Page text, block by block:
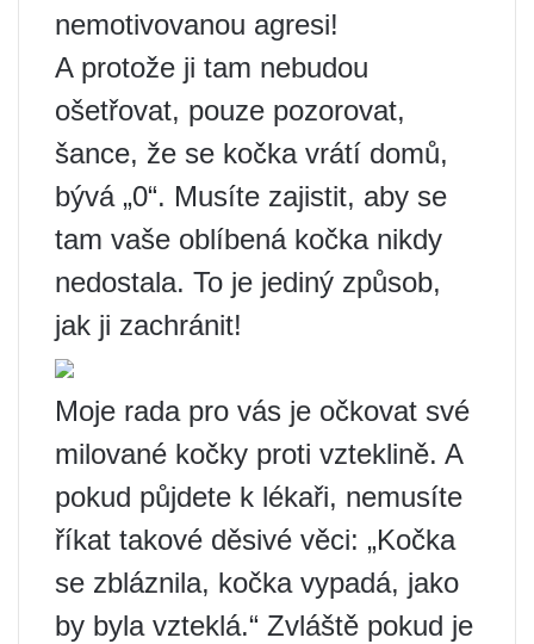
nemotivovanou agresi!
A protože ji tam nebudou
ošetřovat, pouze pozorovat,
šance, že se kočka vrátí domů,
bývá „0“. Musíte zajistit, aby se
tam vaše oblíbená kočka nikdy
nedostala. To je jediný způsob,
jak ji zachránit!
Moje rada pro vás je očkovat své
milované kočky proti vzteklině. A
pokud půjdete k lékaři, nemusíte
říkat takové děsivé věci: „Kočka
se zbláznila, kočka vypadá, jako
by byla vzteklá.“ Zvláště pokud je